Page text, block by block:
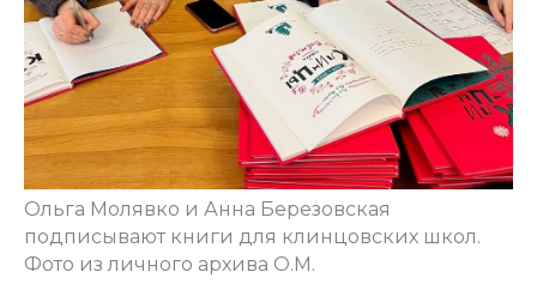
Ольга Молявко и Анна Березовская
подписывают книги для клинцовских школ.
Фото из личного архива О.М.